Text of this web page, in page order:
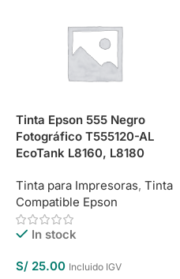
Tinta Epson 555 Negro
Fotográfico T555120-AL
EcoTank L8160, L8180
Tinta para Impresoras, Tinta
Compatible Epson
In stock
S/ 25.00 Incluido IGV